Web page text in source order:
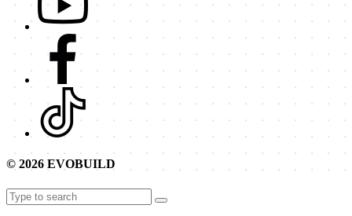
© 2026 EVOBUILD